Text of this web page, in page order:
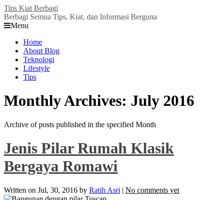
Tips Kiat Berbagi
Berbagi Semua Tips, Kiat, dan Informasi Berguna
Menu
Home
About Blog
Teknologi
Lifestyle
Tips
Monthly Archives: July 2016
Archive of posts published in the specified Month
Jenis Pilar Rumah Klasik
Bergaya Romawi
Written on Jul, 30, 2016 by Ratih Asri | No comments yet